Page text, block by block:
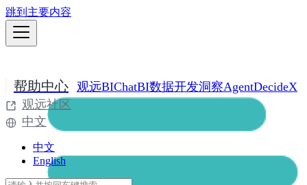
跳到主要内容
帮助中心 观远BIChatBI数据开发洞察AgentDecideX
观远社区
中文
中文
English